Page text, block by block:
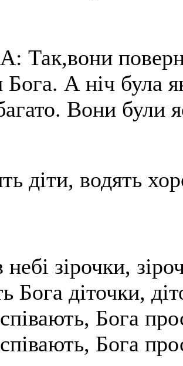
Бога. А ніч була
Вони були
діти, водять
зірочки,
Бога діточки,
Бога
Бога